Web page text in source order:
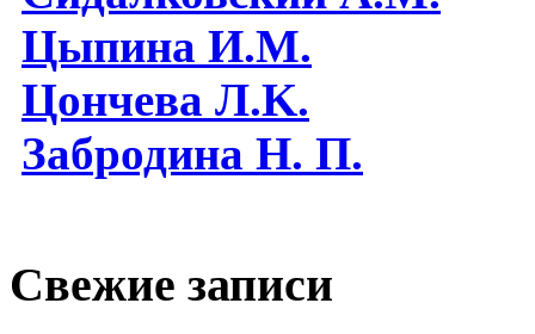
Цыпина И.М.
Цончева Л.K.
Забродина Н. П.
Свежие записи